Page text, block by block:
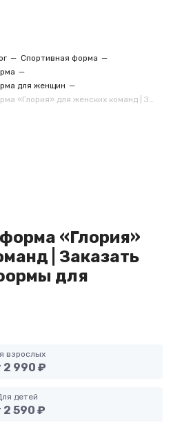
Спортивная форма
для женщин
Волейбольная форма «Глория» для женских команд | Заказать изготовление формы для волейбола
«Глория»
| Заказать
для
взрослых
2 990 ₽
детей
2 590 ₽